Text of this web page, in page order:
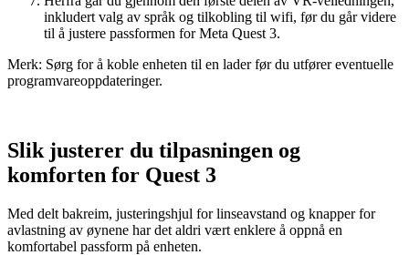
inkludert valg av språk og tilkobling til wifi, før du går videre
til å justere passformen for Meta Quest 3.
Merk: Sørg for å koble enheten til en lader før du utfører eventuelle
programvareoppdateringer.
Slik justerer du tilpasningen og
komforten for Quest 3
Med delt bakreim, justeringshjul for linseavstand og knapper for
avlastning av øynene har det aldri vært enklere å oppnå en
komfortabel passform på enheten.